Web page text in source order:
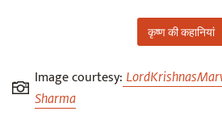
कृष्ण की कहानियां
Image courtesy:
Sharma